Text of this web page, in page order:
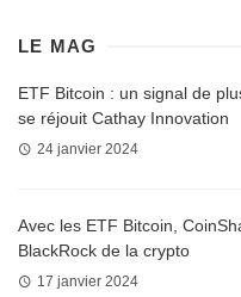
LE MAG
ETF Bitcoin : un signal de
se réjouit Cathay Innovation
24 janvier 2024
Avec les ETF Bitcoin,
BlackRock de la crypto
17 janvier 2024